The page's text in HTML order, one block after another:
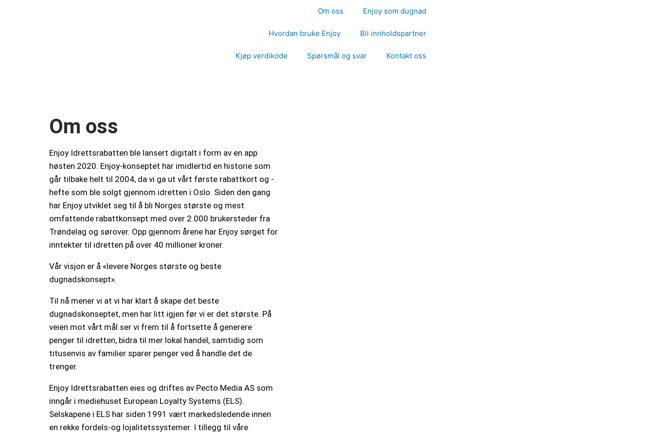
Om oss Enjoy som dugnad
Hvordan bruke Enjoy Bli innholdspartner
Kjøp verdikode Spørsmål og svar Kontakt oss
Om oss
Enjoy Idrettsrabatten ble lansert digitalt i form av en app
høsten 2020. Enjoy-konseptet har imidlertid en historie som
går tilbake helt til 2004, da vi ga ut vårt første rabattkort og -
hefte som ble solgt gjennom idretten i Oslo. Siden den gang
har Enjoy utviklet seg til å bli Norges største og mest
omfattende rabattkonsept med over 2.000 brukersteder fra
Trøndelag og sørover. Opp gjennom årene har Enjoy sørget for
inntekter til idretten på over 40 millioner kroner.
Vår visjon er å «levere Norges største og beste
dugnadskonsept».
Til nå mener vi at vi har klart å skape det beste
dugnadskonseptet, men har litt igjen før vi er det største. På
veien mot vårt mål ser vi frem til å fortsette å generere
penger til idretten, bidra til mer lokal handel, samtidig som
titusenvis av familier sparer penger ved å handle det de
trenger.
Enjoy Idrettsrabatten eies og driftes av Pecto Media AS som
inngår i mediehuset European Loyalty Systems (ELS).
Selskapene i ELS har siden 1991 vært markedsledende innen
en rekke fordels-og lojalitetssystemer. I tillegg til våre